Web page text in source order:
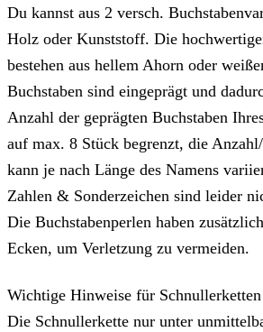
Du kannst aus 2 versch.
Holz oder Kunststoff. Die
bestehen aus hellem Ahorn oder
Buchstaben sind eingeprägt und
Anzahl der geprägten Buchstaben
auf max. 8 Stück begrenzt, die
kann je nach Länge des Namens
Zahlen & Sonderzeichen sind leider
Die Buchstabenperlen haben
Ecken, um Verletzung zu vermeiden.
Wichtige Hinweise für Schnullerketten
Die Schnullerkette nur unter